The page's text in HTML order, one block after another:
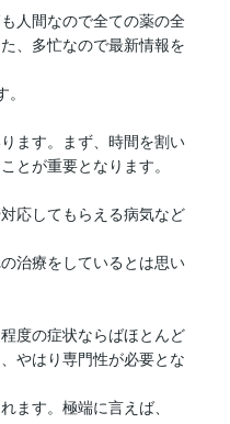
人間なので全ての薬の全
、多忙なので最新情報を
ます。まず、時間を割い
とが重要となります。
応してもらえる病気など
治療をしているとは思い
度の症状ならばほとんど
やはり専門性が必要とな
ます。極端に言えば、